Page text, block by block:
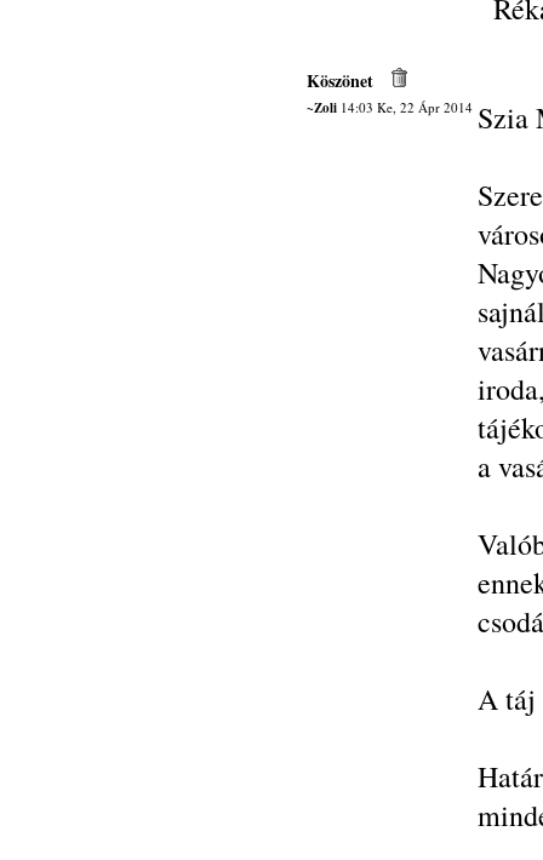
Köszönet
~Zoli14:03 Ke, 22 Ápr 2014 Szia
a
A táj